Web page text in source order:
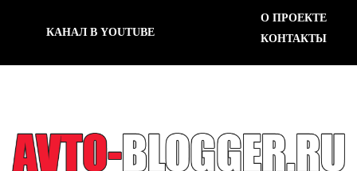
КАНАЛ В YOUTUBE
О ПРОЕКТЕ
КОНТАКТЫ